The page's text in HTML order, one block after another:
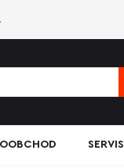
SERVIS